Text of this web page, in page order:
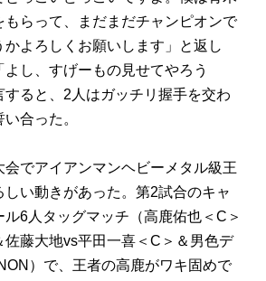
もらって、まだまだチャンピオンで
かよろしくお願いします」と返し
よし、すげーもの見せてやろう
すると、2人はガッチリ握手を交わ
合った。
でアイアンマンヘビーメタル級王
しい動きがあった。第2試合のキャ
ル6人タッグマッチ（高鹿佑也＜C＞
佐藤大地vs平田一喜＜C＞＆男色デ
）で、王者の高鹿がワキ固めで